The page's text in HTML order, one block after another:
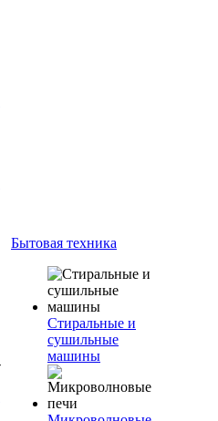
Бытовая техника
Стиральные и
сушильные
машины